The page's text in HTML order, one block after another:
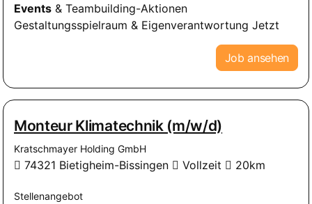
Events & Teambuilding-Aktionen
Gestaltungsspielraum & Eigenverantwortung Jetzt
Job ansehen
Monteur Klimatechnik (m/w/d)
Kratschmayer Holding GmbH
74321 Bietigheim-Bissingen Vollzeit 20km
Stellenangebot